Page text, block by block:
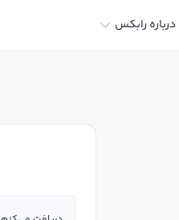
درباره رابکس